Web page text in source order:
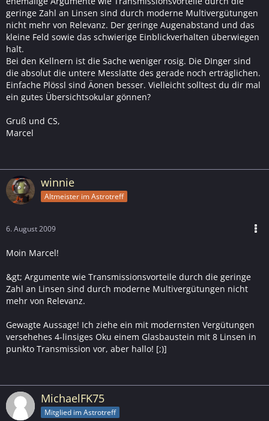
geringe Zahl an Linsen sind durch moderne Multivergütungen
nicht mehr von Relevanz. Der geringe Augenabstand und das
kleine Feld sowie das schwierige Einblickverhalten überwiegen
halt.
Bei den Kellnern ist die Sache weniger rosig. Die DInger sind
die absolut die untere Messlatte des gerade noch erträglichen.
Einfache Plössl sind Äonen besser. Vielleicht solltest du dir mal
ein gutes Übersichtsokular gönnen?
Gruß und CS,
Marcel
winnie
Altmeister im Astrotreff
6. August 2009
Moin Marcel!
&gt; Argumente wie Transmissionsvorteile durch die geringe
Zahl an Linsen sind durch moderne Multivergütungen nicht
mehr von Relevanz.
Gewagte Aussage! Ich ziehe ein mit modernsten Vergütungen
versehehes 4-linsiges Oku einem Glasbaustein mit 8 Linsen in
punkto Transmission vor, aber hallo! [;)]
MichaelFK75
Mitglied im Astrotreff